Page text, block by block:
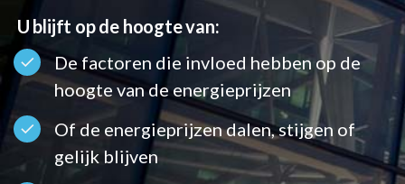
U blijft op de hoogte van:
De factoren die invloed hebben op de
hoogte van de energieprijzen
Of de energieprijzen dalen, stijgen of
gelijk blijven